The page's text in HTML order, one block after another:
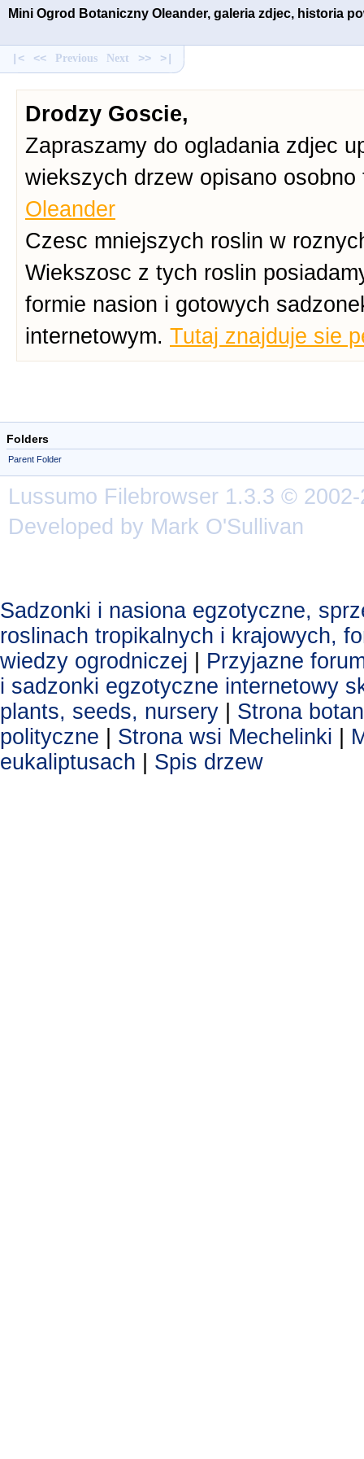
Mini Ogrod Botaniczny Oleander, galeria zdjec, historia
|< << Previous Next >> >|
Drodzy Goscie,
Zapraszamy do ogladania zdjec
wiekszych drzew opisano
Oleander
Czesc mniejszych roslin w
Wiekszosc z tych roslin
formie nasion i gotowych
internetowym. Tutaj znajduje sie
Folders
Parent Folder
Lussumo Filebrowser 1.3.3 ©
Developed by Mark O'Sullivan
Sadzonki i nasiona egzotyczne,
roslinach tropikalnych i krajowych,
wiedzy ogrodniczej
Przyjazne
i sadzonki egzotyczne internetowy
plants, seeds, nursery
Strona
polityczne
Strona wsi Mechelinki
eukaliptusach
Spis drzew